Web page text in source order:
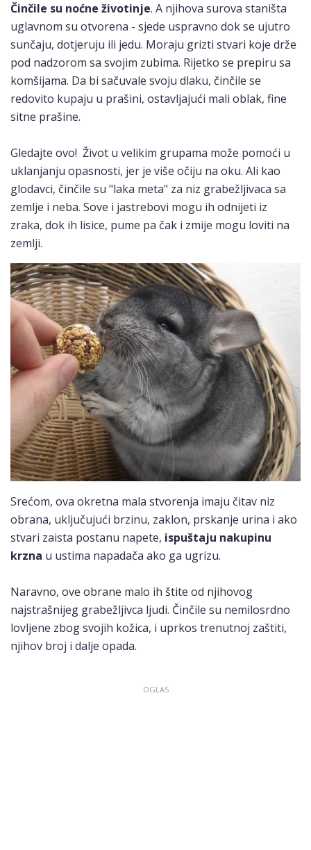
Činčile su noćne životinje. A njihova surova staništa
uglavnom su otvorena - sjede uspravno dok se ujutro
sunčaju, dotjeruju ili jedu. Moraju grizti stvari koje drže
pod nadzorom sa svojim zubima. Rijetko se prepiru sa
komšijama. Da bi sačuvale svoju dlaku, činčile se
redovito kupaju u prašini, ostavljajući mali oblak, fine
sitne prašine.
Gledajte ovo! Život u velikim grupama može pomoći u
uklanjanju opasnosti, jer je više očiju na oku. Ali kao
glodavci, činčile su "laka meta" za niz grabežljivaca sa
zemlje i neba. Sove i jastrebovi mogu ih odnijeti iz
zraka, dok ih lisice, pume pa čak i zmije mogu loviti na
zemlji.
Srećom, ova okretna mala stvorenja imaju čitav niz
obrana, uključujući brzinu, zaklon, prskanje urina i ako
stvari zaista postanu napete, ispuštaju nakupinu
krzna u ustima napadača ako ga ugrizu.
Naravno, ove obrane malo ih štite od njihovog
najstrašnijeg grabežljivca ljudi. Činčile su nemilosrdno
lovljene zbog svojih kožica, i uprkos trenutnoj zaštiti,
njihov broj i dalje opada.